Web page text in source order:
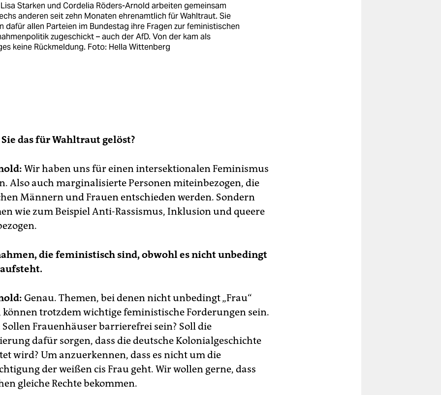
Starken und Cordelia Röders-Arnold arbeiten gemeinsam
anderen seit zehn Monaten ehrenamtlich für Wahltraut. Sie
dafür allen Parteien im Bundestag ihre Fragen zur feministischen
zugeschickt – auch der AfD. Von der kam als
keine Rückmeldung. Foto: Hella Wittenberg
das für Wahltraut gelöst?
Wir haben uns für einen intersektionalen Feminismus
Also auch marginalisierte Personen miteinbezogen, die
Männern und Frauen entschieden werden. Sondern
wie zum Beispiel Anti-Rassismus, Inklusion und queere
die feministisch sind, obwohl es nicht unbedingt
Genau. Themen, bei denen nicht unbedingt „Frau“
trotzdem wichtige feministische Forderungen sein.
Frauenhäuser barrierefrei sein? Soll die
dafür sorgen, dass die deutsche Kolonialgeschichte
wird? Um anzuerkennen, dass es nicht um die
der weißen cis Frau geht. Wir wollen gerne, dass
gleiche Rechte bekommen.